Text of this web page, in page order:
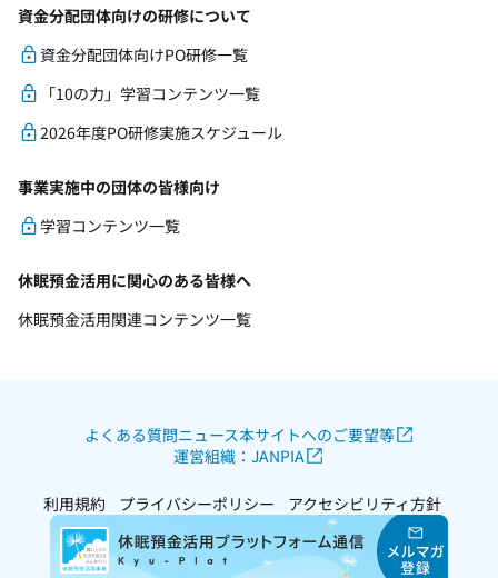
資金分配団体向けの研修について
資金分配団体向けPO研修一覧
「10の力」学習コンテンツ一覧
2026年度PO研修実施スケジュール
事業実施中の団体の皆様向け
学習コンテンツ一覧
休眠預金活用に関心のある皆様へ
休眠預金活用関連コンテンツ一覧
よくある質問ニュース本サイトへのご要望等
運営組織：JANPIA
利用規約 プライバシーポリシー アクセシビリティ方針